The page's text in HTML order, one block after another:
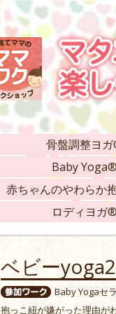
骨盤調整ヨ
Baby Yoga®
赤ちゃんのやわらか
ロディヨガ®
ベビー
Baby Yogaセ
抱っこ紐が嫌がった理由が